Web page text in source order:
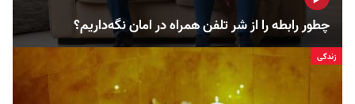
چطور رابطه را از شر تلفن همراه در امان نگه‌داریم؟
زندگی